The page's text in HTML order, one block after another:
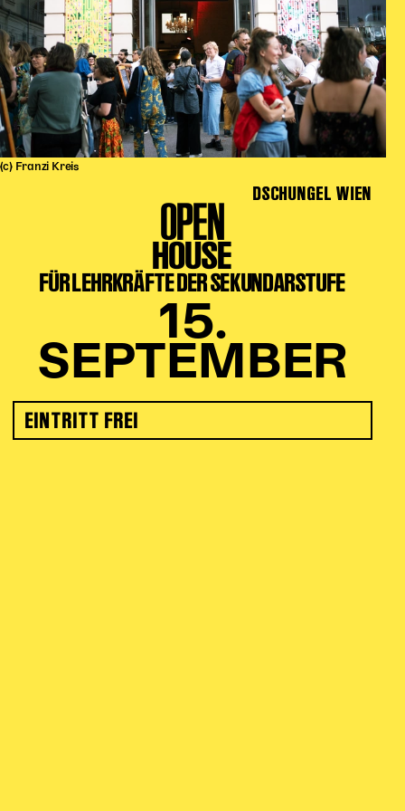
(c) Franzi Kreis
DSCHUNGEL WIEN
OPEN
HOUSE
FÜR LEHRKRÄFTE DER SEKUNDARSTUFE
15.
SEPTEMBER
EINTRITT FREI